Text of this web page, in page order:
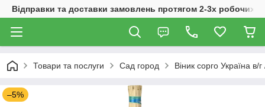
Відправки та доставки замовлень протягом 2-3х робочих
Товари та послуги Сад город Віник сорго Україна в/
–5%